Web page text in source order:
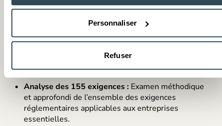
Personnaliser
Refuser
Chiffres clés de la mission
Accompagnement d’un acteur majeur du système
de retraite français, avec des enjeux significatifs en
Analyse des 155 exigences :Examen méthodique
et approfondi de l’ensemble des exigences
réglementaires applicables aux entreprises
essentielles.